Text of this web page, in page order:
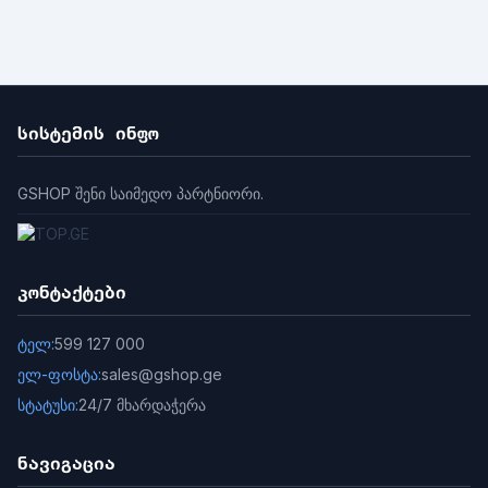
სისტემის ინფო
GSHOP შენი საიმედო პარტნიორი.
კონტაქტები
ტელ:599 127 000
ელ-ფოსტა:sales@gshop.ge
სტატუსი:24/7 მხარდაჭერა
ნავიგაცია